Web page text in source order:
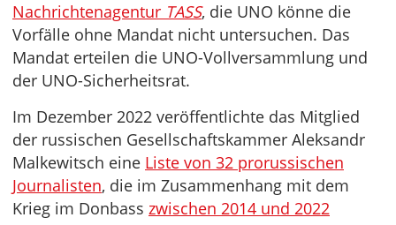
Nachrichtenagentur TASS, die UNO könne die
Vorfälle ohne Mandat nicht untersuchen. Das
Mandat erteilen die UNO-Vollversammlung und
der UNO-Sicherheitsrat.
Im Dezember 2022 veröffentlichte das Mitglied
der russischen Gesellschaftskammer Aleksandr
Malkewitsch eine Liste von 32 prorussischen
Journalisten, die im Zusammenhang mit dem
Krieg im Donbass zwischen 2014 und 2022